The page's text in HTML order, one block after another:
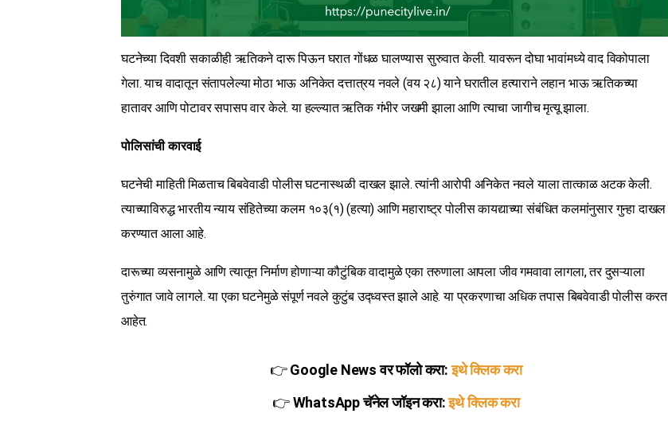
घटनेच्या दिवशी सकाळीही ऋतिकने दारू पिऊन घरात गोंधळ घालण्यास सुरुवात केली. यावरून दोघा भावांमध्ये वाद विकोपाला
गेला. याच वादातून संतापलेल्या मोठा भाऊ अनिकेत दत्तात्रय नवले (वय २८) याने घरातील हत्याराने लहान भाऊ ऋतिकच्या
हातावर आणि पोटावर सपासप वार केले. या हल्ल्यात ऋतिक गंभीर जखमी झाला आणि त्याचा जागीच मृत्यू झाला.
पोलिसांची कारवाई
घटनेची माहिती मिळताच बिबवेवाडी पोलीस घटनास्थळी दाखल झाले. त्यांनी आरोपी अनिकेत नवले याला तात्काळ अटक केली.
त्याच्याविरुद्ध भारतीय न्याय संहितेच्या कलम १०३(१) (हत्या) आणि महाराष्ट्र पोलीस कायद्याच्या संबंधित कलमांनुसार गुन्हा दाखल
करण्यात आला आहे.
दारूच्या व्यसनामुळे आणि त्यातून निर्माण होणाऱ्या कौटुंबिक वादामुळे एका तरुणाला आपला जीव गमवावा लागला, तर दुसऱ्याला
तुरुंगात जावे लागले. या एका घटनेमुळे संपूर्ण नवले कुटुंब उद्ध्वस्त झाले आहे. या प्रकरणाचा अधिक तपास बिबवेवाडी पोलीस करत
आहेत.
👉Google News वर फॉलो करा: इथे क्लिक करा
👉WhatsApp चॅनेल जॉइन करा: इथे क्लिक करा